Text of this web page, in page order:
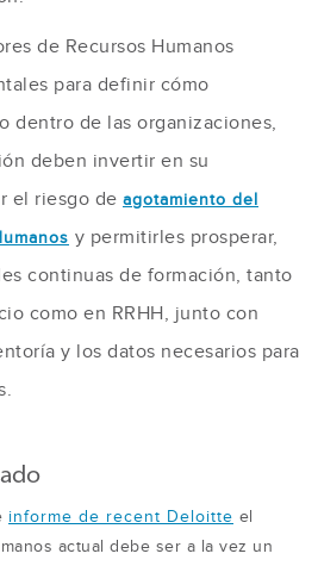
de Recursos Humanos
para definir cómo
dentro de las organizaciones,
deben invertir en su
el riesgo de agotamiento del
y permitirles prosperar,
continuas de formación, tanto
como en RRHH, junto con
y los datos necesarios para
informe de recent Deloitte el
actual debe ser a la vez un